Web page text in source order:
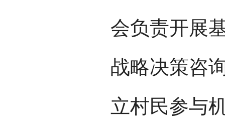
会负责开展
战略决策咨
立村民参与